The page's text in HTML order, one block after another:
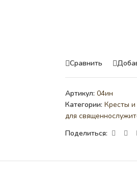
Сравнить
Артикул: 04ин
Категории: Кресты и
для
Поделиться: